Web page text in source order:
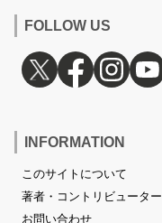
FOLLOW US
INFORMATION
このサイトについて
著者・コントリビュータ
お問い合わせ